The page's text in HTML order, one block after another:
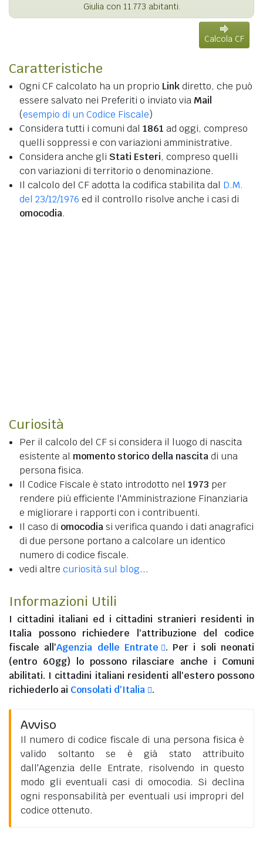
Giulia con 11.773 abitanti.
Calcola CF
Caratteristiche
Ogni CF calcolato ha un proprio Linkdiretto, che può
essere salvato nei Preferiti o inviato via Mail
(esempio di un Codice Fiscale)
Considera tutti i comuni dal 1861 ad oggi, compreso
quelli soppressi e con variazioni amministrative.
Considera anche gli Stati Esteri, compreso quelli
con variazioni di territorio o denominazione.
Il calcolo del CF adotta la codifica stabilita dal D.M.
del 23/12/1976 ed il controllo risolve anche i casi di
omocodia.
Curiosità
Per il calcolo del CF si considera il luogo di nascita
esistente al momento storico della nascitadi una
persona fisica.
Il Codice Fiscale è stato introdotto nel 1973 per
rendere più efficiente l'Amministrazione Finanziaria
e migliorare i rapporti con i contribuenti.
Il caso di omocodiasi verifica quando i dati anagrafici
di due persone portano a calcolare un identico
numero di codice fiscale.
vedi altre curiosità sul blog...
Informazioni Utili
I cittadini italiani ed i cittadini stranieri residenti in
Italia possono richiedere l'attribuzione del codice
fiscale all'Agenzia delle Entrate
. Per i soli neonati
(entro 60gg) lo possono rilasciare anche i Comuni
abilitati. I cittadini italiani residenti all'esteropossono
richiederlo ai Consolati d'Italia .
Avviso
Il numero di codice fiscale di una persona fisica è
valido soltanto se è già stato attribuito
dall'Agenzia delle Entrate, risolvendo in questo
modo gli eventuali casi di omocodia. Si declina
ogni responsabilità per eventuali usi impropri del
codice ottenuto.